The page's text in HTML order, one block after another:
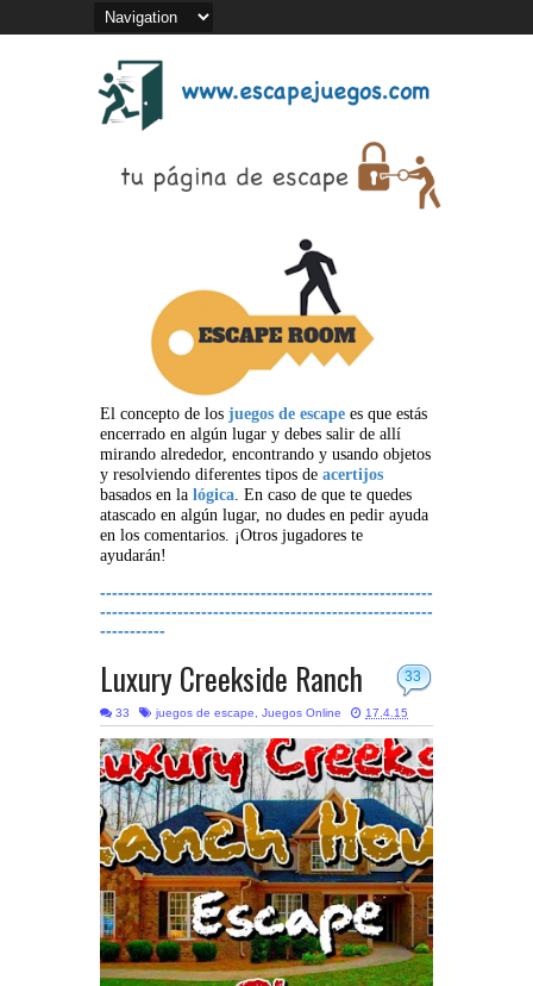
El concepto de los juegos de escape es que estás
encerrado en algún lugar y debes salir de allí
mirando alrededor, encontrando y usando objetos
y resolviendo diferentes tipos de acertijos
basados en la lógica. En caso de que te quedes
atascado en algún lugar, no dudes en pedir ayuda
en los comentarios. ¡Otros jugadores te
ayudarán!
--------------------------------------------------------
--------------------------------------------------------
-----------
33
Luxury Creekside Ranch
33 juegos de escape, Juegos Online 17.4.15